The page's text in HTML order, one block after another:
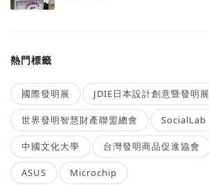
熱門標籤
國際發明展 JDIE日本設計創意暨發明展
世界發明智慧財產聯盟總會 SocialLab
中國文化大學 台灣發明商品促進協會
ASUS Microchip